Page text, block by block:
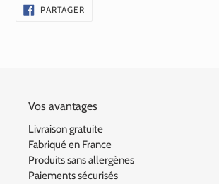
PARTAGERPARTAGER
SUR
Vos avantages
Livraison gratuite
Fabriqué en France
Produits sans allergènes
Paiements sécurisés